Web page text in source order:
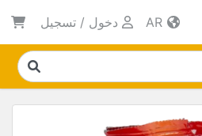
دخول / تسجيل